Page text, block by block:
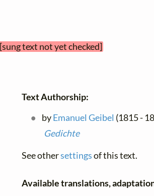
[sung text not yet checked]
Text Authorship:
byEmanuel Geibel (1815 -
Gedichte
See othersettingsof this text.
Available translations,